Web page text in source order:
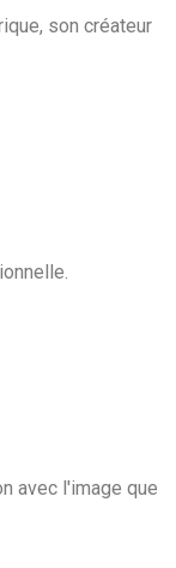
son créateur
avec l'image que